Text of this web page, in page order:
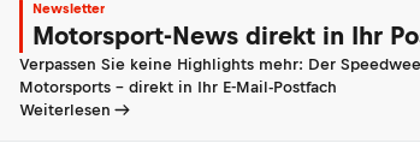
Newsletter
Motorsport-News direkt in Ihr
Verpassen Sie keine Highlights mehr: Der
Motorsports - direkt in Ihr E-Mail-Postfach
Weiterlesen